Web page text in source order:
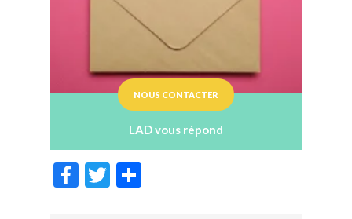
NOUS CONTACTER
LAD vous répond
F
T